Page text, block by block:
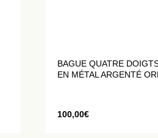
BAGUE QUATRE
EN MÉTAL ARGENTÉ
100,00€